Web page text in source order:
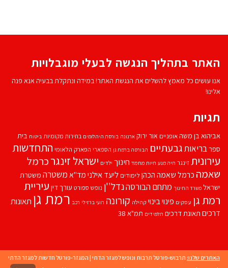
האתר בתהליך הנגשה לבעלי מוגבלויות
אנו עושים כל מאמץ להשלים את הנגשת האתר! במידה ונתקלת בבעיה אנא פנה
אלינו!
תגיות
אביהוא בן משהאופניים אור ירוק ארנונה בורסת היהלומים בחירות מקומיות ביטוח בית
ספרבריאותגבעתיים הבורסה ברמת גן הספארי הפארק הלאומי התחדשות
עירוניתזינגר חיה מנע חיות מחמד חינוך ילדים ישראל זינגרכרמל
שאמה כרמל שאמה הכהן לימודים ליעד אילנימד''אמשטרה משטרת
ישראל משרד החינוך מתחם הבורסהנדל''ן נופש ספורט עורך דין עיריית
רמת גן עסקים פינוי בינוי קהילה קורונה רועי ברזילי רכב רמת גן תאונות
דרכים תאונת דרכים תלמידים תמ"א 38
האתרים שלנו: תרבוש-פורטל תרבות ונופש למגזר הדתי | המגזר-פורטל חדשות למגזר הדתי